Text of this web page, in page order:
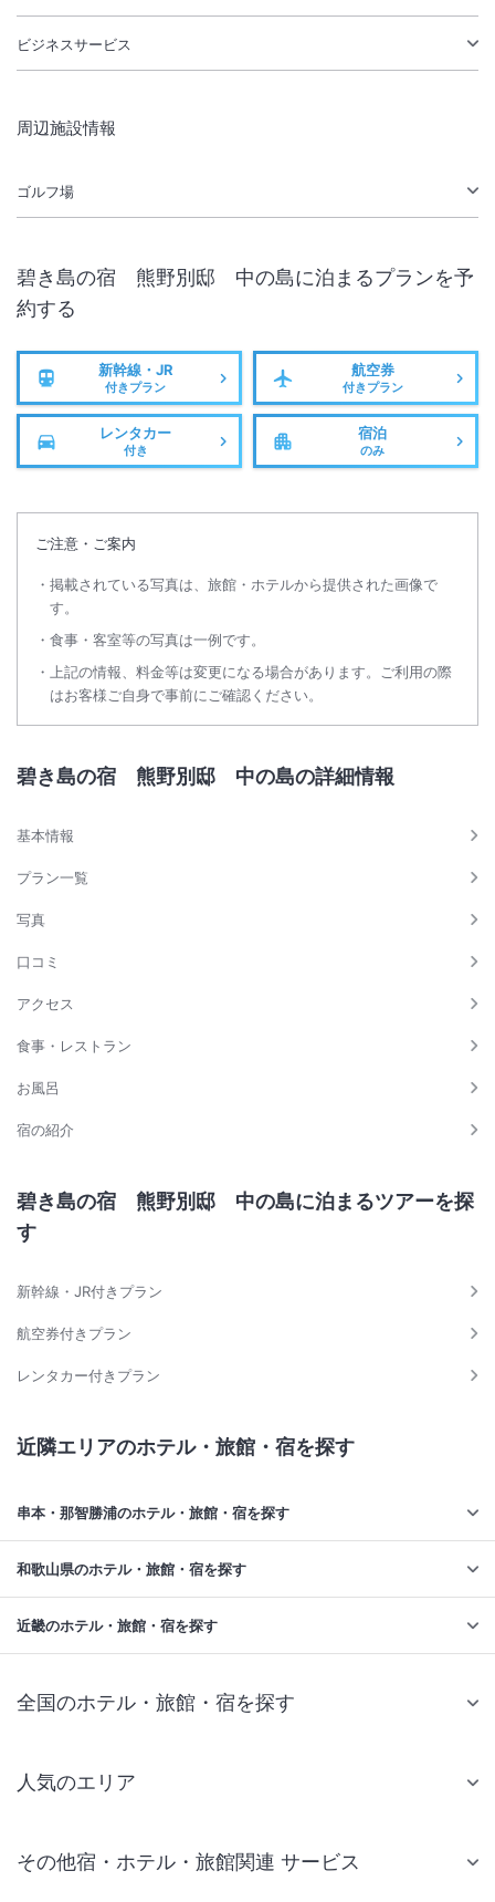
ビジネスサービス
周辺施設情報
ゴルフ場
碧き島の宿 熊野別邸 中の島に泊まるプランを予
約する
新幹線・JR
付きプラン
航空券
付きプラン
レンタカー
付き
宿泊
のみ
ご注意・ご案内
掲載されている写真は、旅館・ホテルから提供された画像で
す。
食事・客室等の写真は一例です。
上記の情報、料金等は変更になる場合があります。ご利用の際
はお客様ご自身で事前にご確認ください。
碧き島の宿 熊野別邸 中の島の詳細情報
基本情報
プラン一覧
写真
口コミ
アクセス
食事・レストラン
お風呂
宿の紹介
碧き島の宿 熊野別邸 中の島に泊まるツアーを探
す
新幹線・JR付きプラン
航空券付きプラン
レンタカー付きプラン
近隣エリアのホテル・旅館・宿を探す
串本・那智勝浦のホテル・旅館・宿を探す
和歌山県のホテル・旅館・宿を探す
近畿のホテル・旅館・宿を探す
全国のホテル・旅館・宿を探す
人気のエリア
仙台 ホテル
その他宿・ホテル・旅館関連 サービス